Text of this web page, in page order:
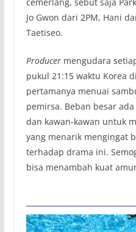
Jo Gwon dari 2PM, Hani
Taetiseo.
Producermengudara
pukul 21:15 waktu Korea
pertamanya menuai
pemirsa. Beban besar
dan kawan-kawan untuk
yang menarik mengingat
terhadap drama ini.
bisa menambah kuat